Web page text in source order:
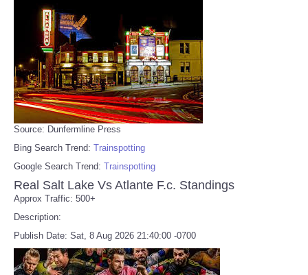
Source: Dunfermline Press
Bing Search Trend: Trainspotting
Google Search Trend: Trainspotting
Real Salt Lake Vs Atlante F.c. Standings
Approx Traffic: 500+
Description:
Publish Date: Sat, 8 Aug 2026 21:40:00 -0700